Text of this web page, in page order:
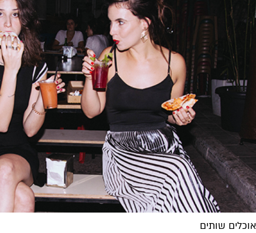
אוכלים שותים